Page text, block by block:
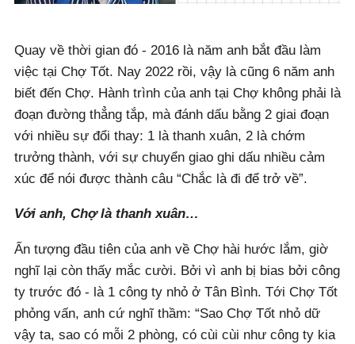
Quay về thời gian đó - 2016 là năm anh bắt đầu làm
việc tại Chợ Tốt. Nay 2022 rồi, vậy là cũng 6 năm anh
biết đến Chợ. Hành trình của anh tại Chợ không phải là
đoạn đường thẳng tắp, mà đánh dấu bằng 2 giai đoạn
với nhiều sự đổi thay: 1 là thanh xuân, 2 là chớm
trưởng thành, với sự chuyển giao ghi dấu nhiều cảm
xúc để nói được thành câu “Chắc là đi để trở về”.
Với anh, Chợ là thanh xuân…
Ấn tượng đầu tiên của anh về Chợ hài hước lắm, giờ
nghĩ lại còn thấy mắc cười. Bởi vì anh bị bias bởi công
ty trước đó - là 1 công ty nhỏ ở Tân Bình. Tới Chợ Tốt
phỏng vấn, anh cứ nghĩ thầm: “Sao Chợ Tốt nhỏ dữ
vậy ta, sao có mỗi 2 phòng, có cùi cùi như công ty kia